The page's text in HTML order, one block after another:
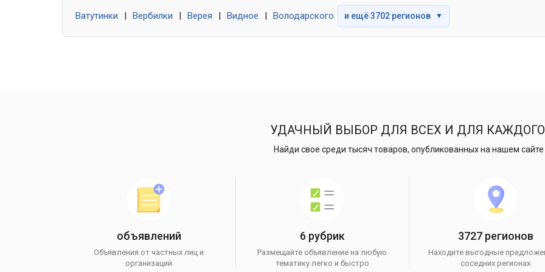
Ватутинки Вербилки Верея Видное Володарского и ещё 3702 регионов ▼
УДАЧНЫЙ ВЫБОР ДЛЯ ВСЕХ И ДЛЯ
Найди свое среди тысяч товаров, опубликованных на нашем сайте
объявлений
Объявления от частных лиц и
организаций
6 рубрик
Размещайте объявление на любую
тематику легко и быстро
3727 регионов
Находите выгодные
соседних регионах